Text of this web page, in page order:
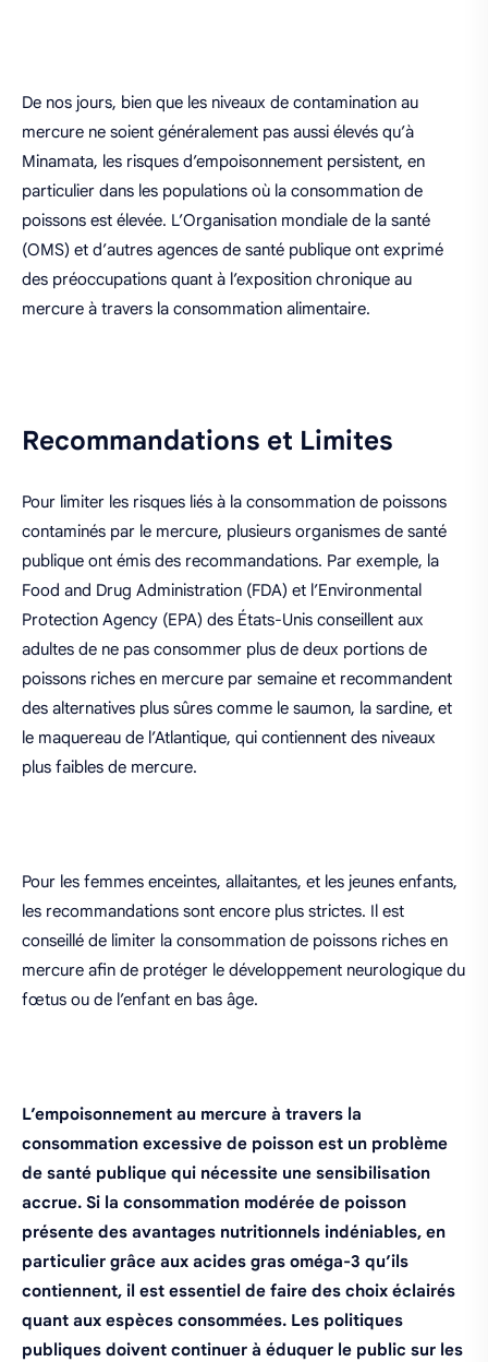
De nos jours, bien que les niveaux de contamination au
mercure ne soient généralement pas aussi élevés qu’à
Minamata, les risques d’empoisonnement persistent, en
particulier dans les populations où la consommation de
poissons est élevée. L’Organisation mondiale de la santé
(OMS) et d’autres agences de santé publique ont exprimé
des préoccupations quant à l’exposition chronique au
mercure à travers la consommation alimentaire.
Recommandations et Limites
Pour limiter les risques liés à la consommation de poissons
contaminés par le mercure, plusieurs organismes de santé
publique ont émis des recommandations. Par exemple, la
Food and Drug Administration (FDA) et l’Environmental
Protection Agency (EPA) des États-Unis conseillent aux
adultes de ne pas consommer plus de deux portions de
poissons riches en mercure par semaine et recommandent
des alternatives plus sûres comme le saumon, la sardine, et
le maquereau de l’Atlantique, qui contiennent des niveaux
plus faibles de mercure.
Pour les femmes enceintes, allaitantes, et les jeunes enfants,
les recommandations sont encore plus strictes. Il est
conseillé de limiter la consommation de poissons riches en
mercure afin de protéger le développement neurologique du
fœtus ou de l’enfant en bas âge.
L’empoisonnement au mercure à travers la
consommation excessive de poisson est un problème
de santé publique qui nécessite une sensibilisation
accrue. Si la consommation modérée de poisson
présente des avantages nutritionnels indéniables, en
particulier grâce aux acides gras oméga-3 qu’ils
contiennent, il est essentiel de faire des choix éclairés
quant aux espèces consommées. Les politiques
publiques doivent continuer à éduquer le public sur les